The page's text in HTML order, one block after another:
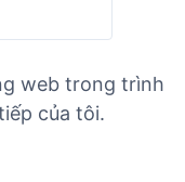
web trong trình
của tôi.